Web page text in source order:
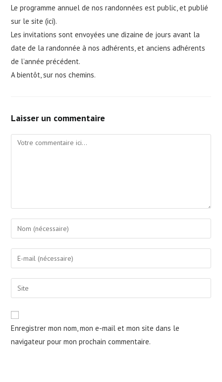
Le programme annuel de nos randonnées est public, et publié
sur le site (ici).
Les invitations sont envoyées une dizaine de jours avant la
date de la randonnée à nos adhérents, et anciens adhérents
de l’année précédent.
A bientôt, sur nos chemins.
Laisser un commentaire
Comment
Enter
your
name
comment
Enter
your
email
address
Saisir
l’URL
votre
site
(facultatif)
Enregistrer mon nom, mon e-mail et mon site dans le
navigateur pour mon prochain commentaire.